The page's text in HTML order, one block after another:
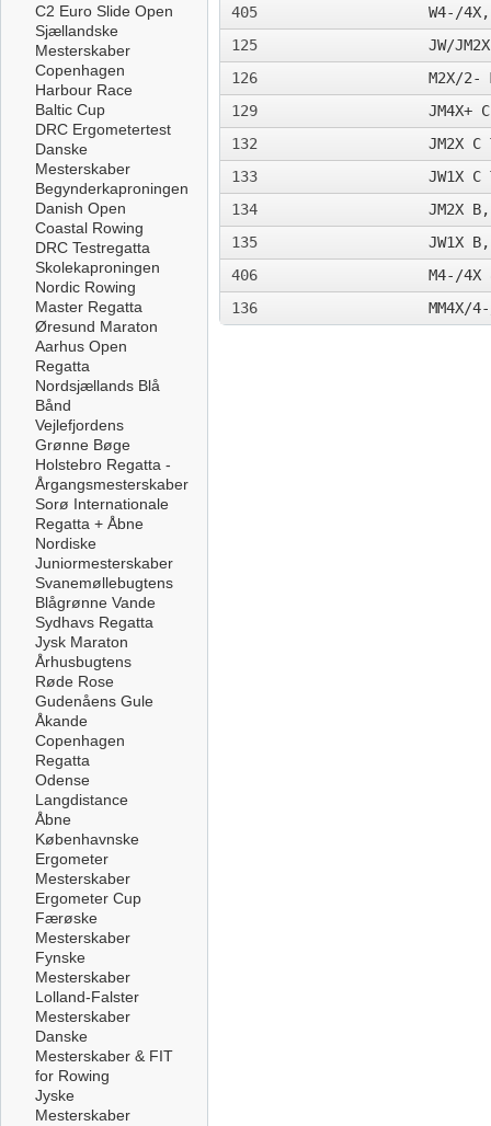
C2 Euro Slide Open
Sjællandske
Mesterskaber
Copenhagen
Harbour Race
Baltic Cup
DRC Ergometertest
Danske
Mesterskaber
Begynderkaproningen
Danish Open
Coastal Rowing
DRC Testregatta
Skolekaproningen
Nordic Rowing
Master Regatta
Øresund Maraton
Aarhus Open
Regatta
Nordsjællands Blå
Bånd
Vejlefjordens
Grønne Bøge
Holstebro Regatta -
Årgangsmesterskaber
Sorø Internationale
Regatta + Åbne
Nordiske
Juniormesterskaber
Svanemøllebugtens
Blågrønne Vande
Sydhavs Regatta
Jysk Maraton
Århusbugtens
Røde Rose
Gudenåens Gule
Åkande
Copenhagen
Regatta
Odense
Langdistance
Åbne
Københavnske
Ergometer
Mesterskaber
Ergometer Cup
Færøske
Mesterskaber
Fynske
Mesterskaber
Lolland-Falster
Mesterskaber
Danske
Mesterskaber & FIT
for Rowing
Jyske
Mesterskaber
405
W4-/4X,
125
JW/
126
M2X/2-
129
JM4X+
132
JM2X C
133
JW1X C
134
JM2X
135
JW1X
406
M4-/4X
136
MM4X/